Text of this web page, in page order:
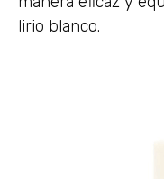
lirio blanco.